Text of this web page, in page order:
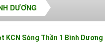
DƯƠNG
KCN Sóng Thần 1 Bình Dương